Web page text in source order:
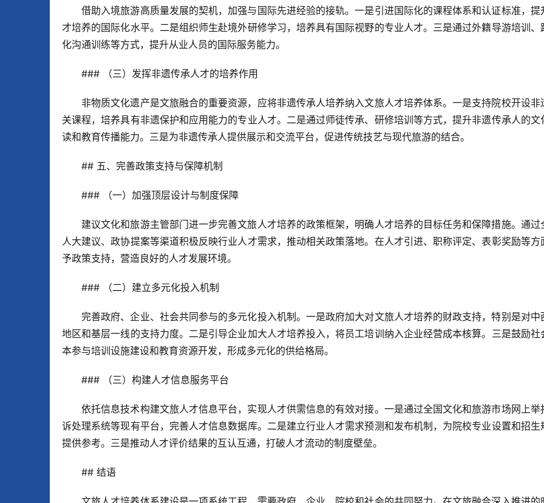
借助入境旅游高质量发展的契机，加强与国际先进经验的接轨。一是引进国际化的课程体系和认证标准，提
才培养的国际化水平。二是组织师生赴境外研修学习，培养具有国际视野的专业人才。三是通过外籍导游培训、
化沟通训练等方式，提升从业人员的国际服务能力。
### （三）发挥非遗传承人才的培养作用
非物质文化遗产是文旅融合的重要资源，应将非遗传承人培养纳入文旅人才培养体系。一是支持院校开设非
关课程，培养具有非遗保护和应用能力的专业人才。二是通过师徒传承、研修培训等方式，提升非遗传承人的文
读和教育传播能力。三是为非遗传承人提供展示和交流平台，促进传统技艺与现代旅游的结合。
## 五、完善政策支持与保障机制
### （一）加强顶层设计与制度保障
建议文化和旅游主管部门进一步完善文旅人才培养的政策框架，明确人才培养的目标任务和保障措施。通过
人大建议、政协提案等渠道积极反映行业人才需求，推动相关政策落地。在人才引进、职称评定、表彰奖励等方
予政策支持，营造良好的人才发展环境。
### （二）建立多元化投入机制
完善政府、企业、社会共同参与的多元化投入机制。一是政府加大对文旅人才培养的财政支持，特别是对中
地区和基层一线的支持力度。二是引导企业加大人才培养投入，将员工培训纳入企业经营成本核算。三是鼓励社
本参与培训设施建设和教育资源开发，形成多元化的供给格局。
### （三）构建人才信息服务平台
依托信息技术构建文旅人才信息平台，实现人才供需信息的有效对接。一是通过全国文化和旅游市场网上举
诉处理系统等现有平台，完善人才信息数据库。二是建立行业人才需求预测和发布机制，为院校专业设置和招生
提供参考。三是推动人才评价结果的互认互通，打破人才流动的制度壁垒。
## 结语